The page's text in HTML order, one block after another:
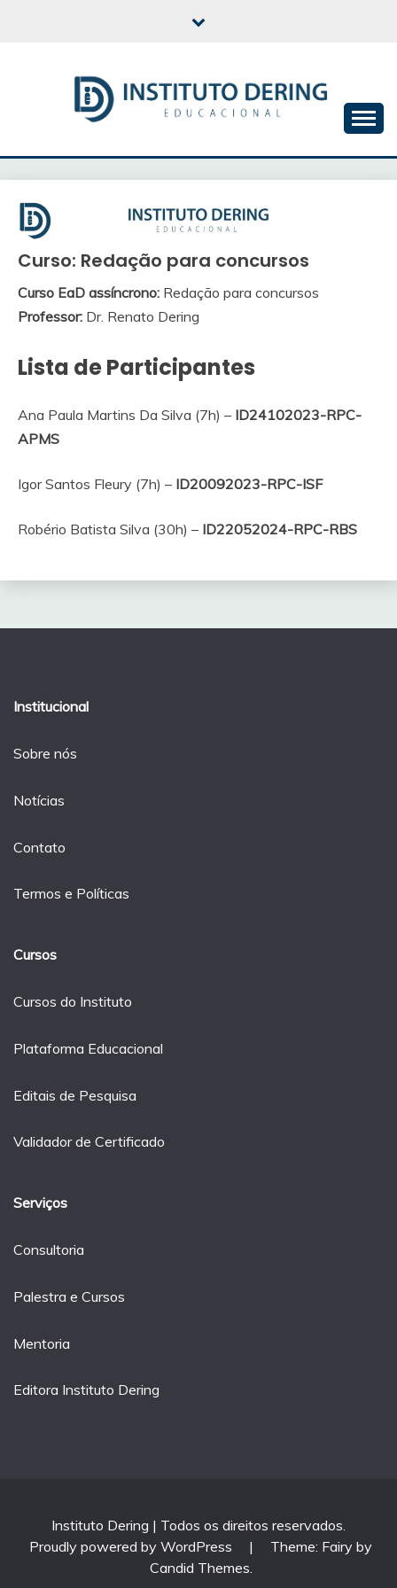
INSTITUTO DERING
EDUCACIONAL
Curso: Redação para concursos
Curso EaD assíncrono: Redação para concursos
Professor: Dr. Renato Dering
Lista de Participantes
Ana Paula Martins Da Silva (7h) – ID24102023-RPC-
APMS
Igor Santos Fleury (7h) – ID20092023-RPC-ISF
Robério Batista Silva (30h) – ID22052024-RPC-RBS
Institucional
Sobre nós
Notícias
Contato
Termos e Políticas
Cursos
Cursos do Instituto
Plataforma Educacional
Editais de Pesquisa
Validador de Certificado
Serviços
Consultoria
Palestra e Cursos
Mentoria
Editora Instituto Dering
Instituto Dering | Todos os direitos reservados.
Proudly powered by WordPress
|
Theme: Fairy by
Candid Themes.